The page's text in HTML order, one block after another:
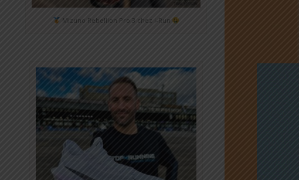
Mizuno Rebellion Pro 3 chez i-Run